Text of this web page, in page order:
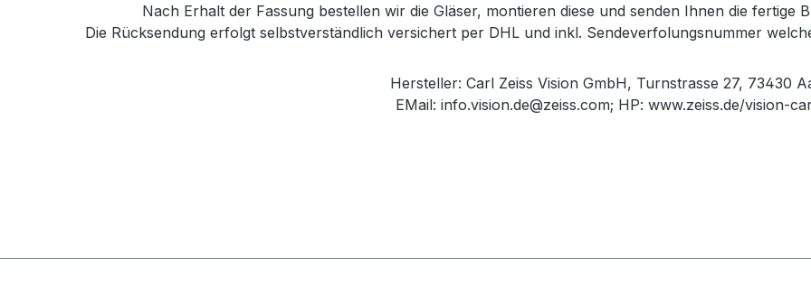
Nach Erhalt der Fassung bestellen wir die Gläser, montieren diese und senden Ihnen die fertige
Die Rücksendung erfolgt selbstverständlich versichert per DHL und inkl. Sendeverfolungsnummer
Hersteller: Carl Zeiss Vision GmbH, Turnstrasse 27, 73430
EMail: info.vision.de@zeiss.com; HP: www.zeiss.de/vision-